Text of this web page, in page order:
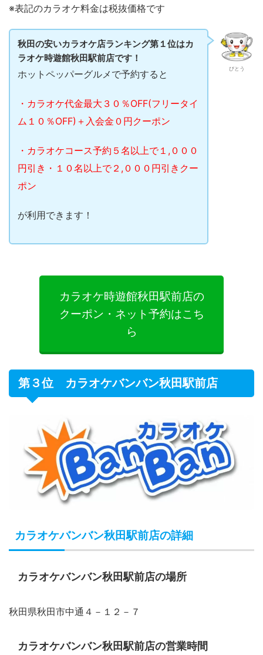
※表記のカラオケ料金は税抜価格です
びとう
秋田の安いカラオケ店ランキング第１位はカ
ラオケ時遊館秋田駅前店です！
ホットペッパーグルメで予約すると
・カラオケ代金最大３０％OFF(フリータイ
ム１０％OFF)＋入会金０円クーポン
・カラオケコース予約５名以上で１,０００
円引き・１０名以上で２,０００円引きクー
ポン
が利用できます！
カラオケ時遊館秋田駅前店の
クーポン・ネット予約はこち
ら
第３位 カラオケバンバン秋田駅前店
カラオケバンバン秋田駅前店の詳細
カラオケバンバン秋田駅前店の場所
秋田県秋田市中通４－１２－７
カラオケバンバン秋田駅前店の営業時間